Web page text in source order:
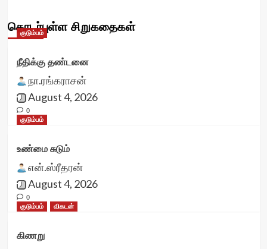
தொடர்புள்ள சிறுகதைகள்
குடும்பம்
நீதிக்கு தண்டனை
நா.ரங்கராசன்
August 4, 2026
0
குடும்பம்
உண்மை சுடும்
என்.ஸ்ரீதரன்
August 4, 2026
0
குடும்பம்
விகடன்
கிணறு